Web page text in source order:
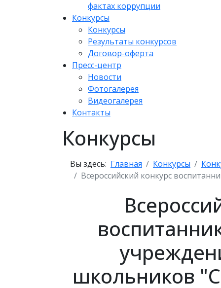
фактах коррупции
Конкурсы
Конкурсы
Результаты конкурсов
Договор-оферта
Пресс-центр
Новости
Фотогалерея
Видеогалерея
Контакты
Конкурсы
Вы здесь: Главная Конкурсы
Всероссийский конкурс
школьников